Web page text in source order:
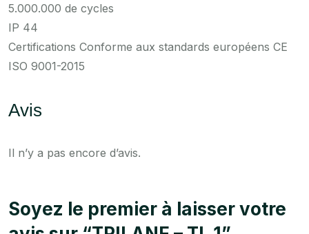
5.000.000 de cycles
IP 44
Certifications Conforme aux standards européens CE
ISO 9001-2015
Avis
Il n’y a pas encore d’avis.
Soyez le premier à laisser votre